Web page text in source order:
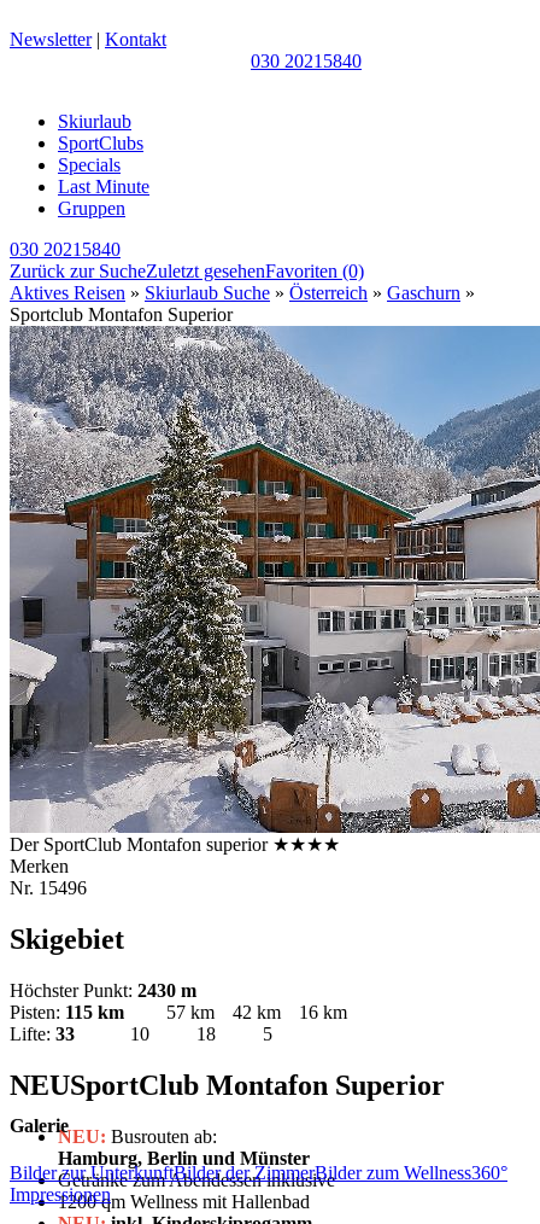
Newsletter| Kontakt
030 20215840
Skiurlaub
SportClubs
Specials
Last Minute
Gruppen
030 20215840
Zurück zur SucheZuletzt gesehenFavoriten (0)
Aktives Reisen » Skiurlaub Suche » Österreich » Gaschurn »
Sportclub Montafon Superior
Der SportClub Montafon superior ★★★★
Merken
Nr. 15496
Skigebiet
Höchster Punkt: 2430 m
Pisten: 115 km 57 km 42 km
16 km
Lifte: 33 10 18 5
NEUSportClub Montafon Superior
NEU: Busrouten ab:
Hamburg, Berlin und Münster
Getränke zum Abendessen inklusive
1200 qm Wellness mit Hallenbad
Galerie
Bilder zur UnterkunftBilder der ZimmerBilder zum Wellness360°
Impressionen